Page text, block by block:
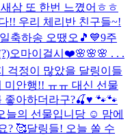
삼 또 한번 느꼈어ㅎㅎ
!! 우리 체리반 친구들~!
축하송 오땠오🎵💙9주
오마이걸시❤️🌸🌸🌸 . . .
걱정이 많았을 달링이들
미안행!! ㅠㅠ 대신 선물
좋아하더라구?🍒♥️ 🐾🐾
늘의 선물입니당 ☺️ 맘에
? 🥰달링들! 오늘 쏠 수